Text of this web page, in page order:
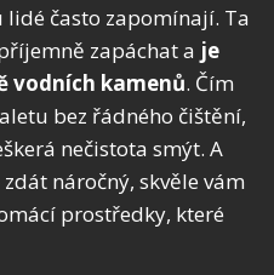
lidé často zapomínají. Ta
zapáchat a je
vodních kamenů. Čím
bez řádného čištění,
nečistota smýt. A
náročný, skvěle vám
prostředky, které